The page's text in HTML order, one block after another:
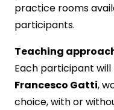
practice rooms
participants.
Teaching
Each participant will
Francesco Gatti,
choice, with or